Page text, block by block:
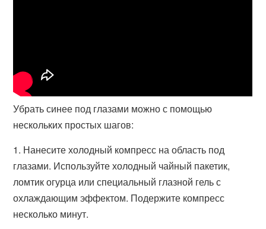
Убрать синее под глазами можно с помощью
нескольких простых шагов:
1. Нанесите холодный компресс на область под
глазами. Используйте холодный чайный пакетик,
ломтик огурца или специальный глазной гель с
охлаждающим эффектом. Подержите компресс
несколько минут.